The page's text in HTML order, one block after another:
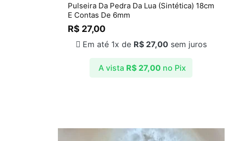
Pulseira Da Pedra Da Lua (Sintética) 18cm
E Contas De 6mm
R$ 27,00
A vista R$27,00 no Pix
Em até 1x de R$27,00sem juros